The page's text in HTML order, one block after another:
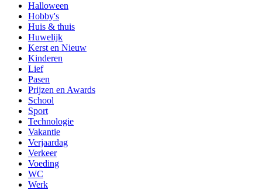
Halloween
Hobby's
Huis & thuis
Huwelijk
Kerst en Nieuw
Kinderen
Lief
Pasen
Prijzen en Awards
School
Sport
Technologie
Vakantie
Verjaardag
Verkeer
Voeding
WC
Werk